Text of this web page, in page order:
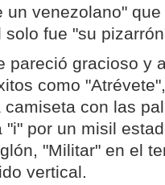
un venezolano"
solo fue "su
pareció gracioso y
como
camiseta con las
por un misil
"Militar" en el
vertical.